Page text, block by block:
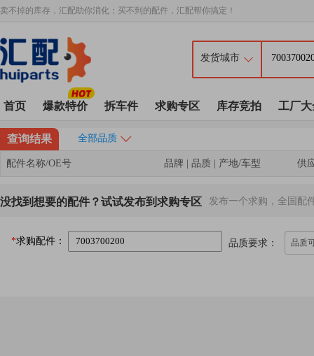
卖不掉的库存，汇配助你消化；买不到的配件，汇配帮你搞定！
首页 爆款特价 拆车件 求购专区 库存竞拍 工厂大
查询结果 全部品质
配件名称/OE号 品牌 | 品质 | 产地/车型 供
没找到想要的配件？试试发布到求购专区 发布一个求购，全国配
*求购配件： 品质要求： 品质